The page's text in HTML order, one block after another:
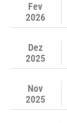
Fev
2026
Dez
2025
Nov
2025